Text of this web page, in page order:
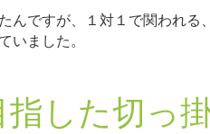
んですが、１対１で関われ
いました。
した切っ